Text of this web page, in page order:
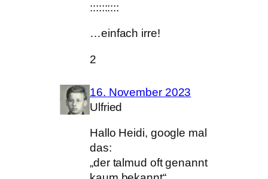
::::::::::
…einfach irre!
2
16. November 2023
Ulfried
Hallo Heidi, google mal
das:
„der talmud oft genannt